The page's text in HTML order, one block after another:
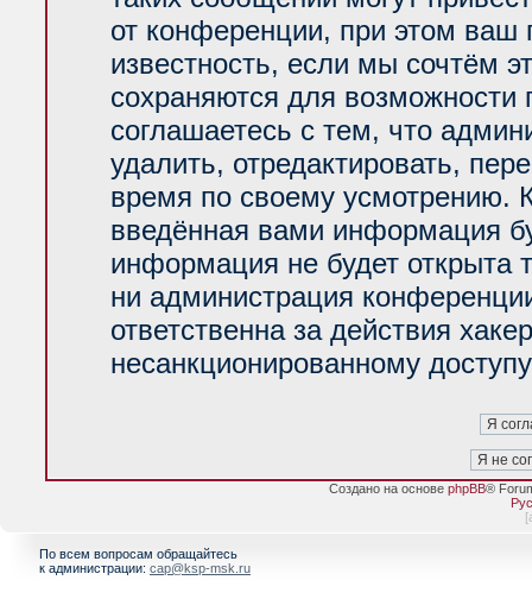
от конференции, при этом ваш
известность, если мы сочтём
сохраняются для возможности
соглашаетесь с тем, что
удалить, отредактировать,
время по своему усмотрению.
введённая вами информация
информация не будет открыта
ни администрация
ответственна за действия
несанкционированному
Создано на основе phpBB®
[
По всем вопросам обращайтесь
к администрации: cap@ksp-msk.ru